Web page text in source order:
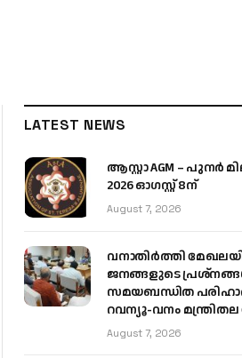
LATEST NEWS
ആസ്റ്റാ AGM – പുനർ
2026 ഓഗസ്റ്റ് 8ന്
August 7, 2026
വനാതിർത്തി
ജനങ്ങളുടെ
സമയബന്ധിത
റവന്യൂ-വനം
August 7, 2026